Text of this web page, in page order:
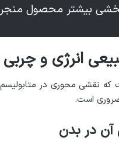
بیشتر محصول
انرژی و
که نقشی محوری در
است.
در بدن